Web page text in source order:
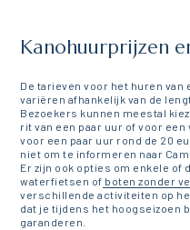
Kanohuurprijzen
De tarieven voor het huren
variëren afhankelijk van de
Bezoekers kunnen meestal
rit van een paar uur of voor
voor een paar uur rond de 20
niet om te informeren naar
Er zijn ook opties om enkele of
waterfietsen of boten zonder
verschillende activiteiten op
dat je tijdens het hoogseizoen
garanderen.